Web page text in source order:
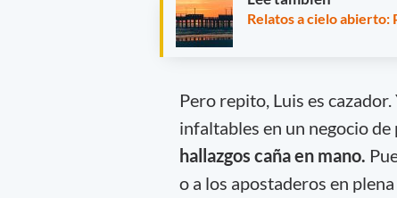
Relatos a cielo abierto:
Pero repito, Luis es cazador.
infaltables en un negocio de
hallazgos caña en mano.
o a los apostaderos en